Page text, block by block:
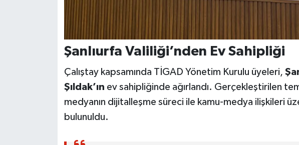
Şanlıurfa Valiliği’nden Ev Sahipliği
Çalıştay kapsamında TİGAD Yönetim Kurulu üyeleri,
Şıldak’ın ev sahipliğinde ağırlandı. Gerçekleştirilen
medyanın dijitalleşme süreci ile kamu-medya ilişkileri
bulunuldu.